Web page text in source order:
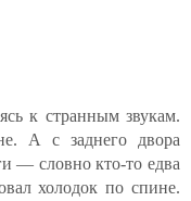
к странным звукам.
А с заднего двора
— словно кто-то едва
холодок по спине.